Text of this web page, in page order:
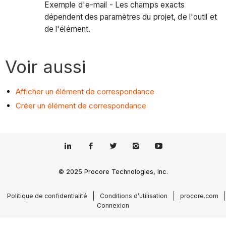
Exemple d'e-mail - Les champs exacts
dépendent des paramètres du projet, de l'outil et
de l'élément.
Voir aussi
Afficher un élément de correspondance
Créer un élément de correspondance
© 2025 Procore Technologies, Inc.
Politique de confidentialité Conditions d’utilisation
procore.com
Connexion